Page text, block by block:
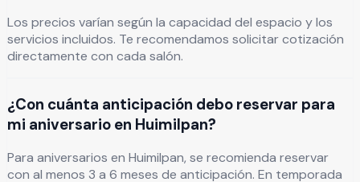
Los precios varían según la capacidad del espacio y los
servicios incluidos. Te recomendamos solicitar cotización
directamente con cada salón.
¿Con cuánta anticipación debo reservar para
mi aniversario en Huimilpan?
Para aniversarios en Huimilpan, se recomienda reservar
con al menos 3 a 6 meses de anticipación. En temporada